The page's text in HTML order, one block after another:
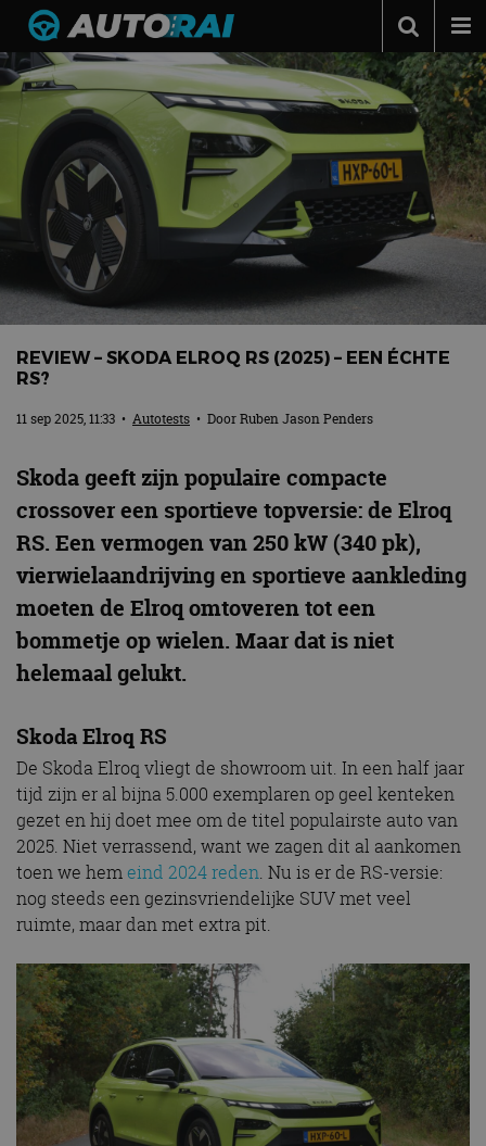
Autonieuws
Podcast
Autotests
Automerken
Adverteren
Contact
MotorRAI.nl
REVIEW – SKODA ELROQ RS (2025) – EEN ÉCHTE
RS?
11 sep 2025, 11:33 • Autotests • DoorRuben Jason Penders
Skoda geeft zijn populaire compacte
crossover een sportieve topversie: de Elroq
RS. Een vermogen van 250 kW (340 pk),
vierwielaandrijving en sportieve aankleding
moeten de Elroq omtoveren tot een
bommetje op wielen. Maar dat is niet
helemaal gelukt.
Skoda Elroq RS
De Skoda Elroq vliegt de showroom uit. In een half jaar
tijd zijn er al bijna 5.000 exemplaren op geel kenteken
gezet en hij doet mee om de titel populairste auto van
2025. Niet verrassend, want we zagen dit al aankomen
toen we hemeind 2024 reden. Nu is er de RS-versie:
nog steeds een gezinsvriendelijke SUV met veel
ruimte, maar dan met extra pit.